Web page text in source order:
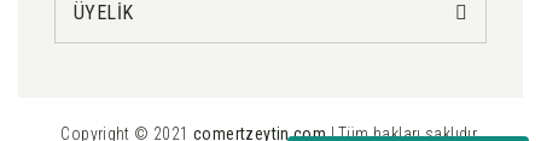
ÜYELİK
Copyright © 2021 comertzeytin.com| Tüm hakları saklıdır.